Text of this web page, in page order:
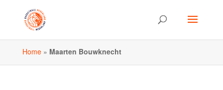
Home» Maarten Bouwknecht